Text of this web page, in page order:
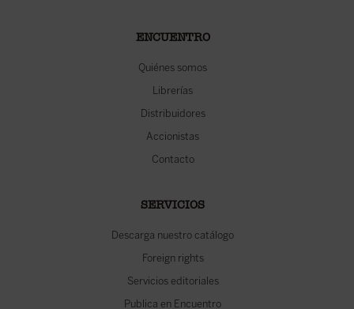
ENCUENTRO
Quiénes somos
Librerías
Distribuidores
Accionistas
Contacto
SERVICIOS
Descarga nuestro catálogo
Foreign rights
Servicios editoriales
Publica en Encuentro